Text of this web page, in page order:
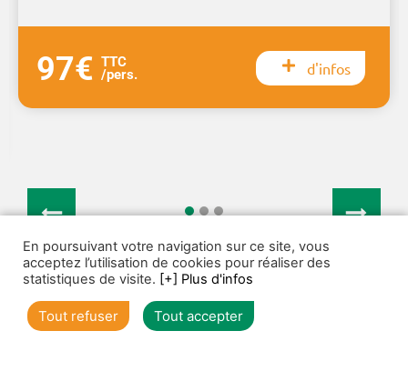
97€ TTC
/pers. d'infos
1 2 3
En poursuivant votre navigation sur ce site, vous
acceptez l’utilisation de cookies pour réaliser des
statistiques de visite. [+] Plus d'infos
Tout refuser Tout accepter